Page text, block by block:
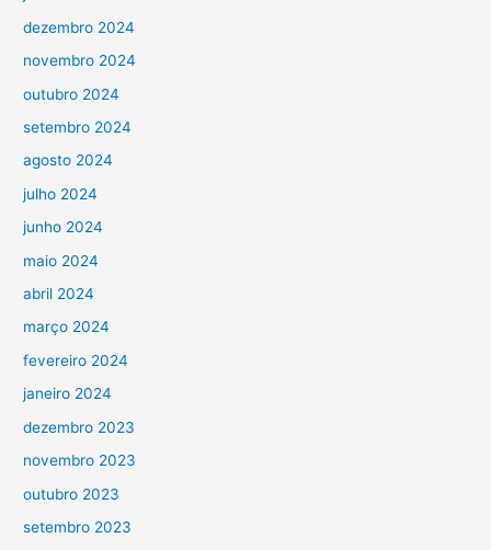
dezembro 2024
novembro 2024
outubro 2024
setembro 2024
agosto 2024
julho 2024
junho 2024
maio 2024
abril 2024
março 2024
fevereiro 2024
janeiro 2024
dezembro 2023
novembro 2023
outubro 2023
setembro 2023